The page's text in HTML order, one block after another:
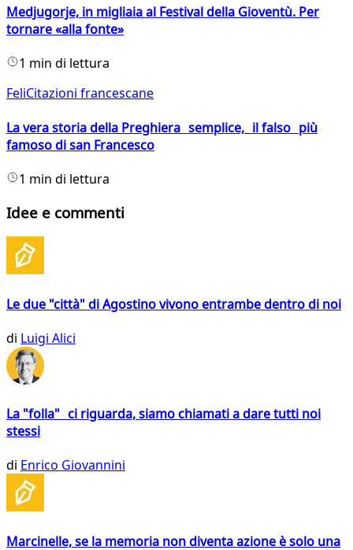
Medjugorje, in migliaia al Festival della Gioventù. Per
tornare «alla fonte»
1 min di lettura
FeliCitazioni francescane
La vera storia della Preghiera semplice, il falso più
famoso di san Francesco
1 min di lettura
Idee e commenti
Le due "città" di Agostino vivono entrambe dentro di noi
di Luigi Alici
La "folla" ci riguarda, siamo chiamati a dare tutti noi
stessi
di Enrico Giovannini
Marcinelle, se la memoria non diventa azione è solo una